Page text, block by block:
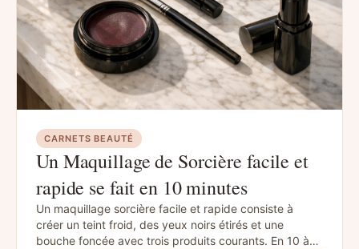
CARNETS BEAUTÉ
Un Maquillage de Sorcière facile et
rapide se fait en 10 minutes
Un maquillage sorcière facile et rapide consiste à
créer un teint froid, des yeux noirs étirés et une
bouche foncée avec trois produits courants. En 10 à